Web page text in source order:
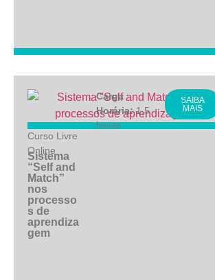
Curso Livre
Online
Sistema
“Self and
Match”
nos
processo
s de
aprendiza
gem
Carga
Horária:1,5
horas
SAIBA
MAIS